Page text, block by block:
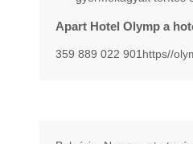
Apart Hotel Olymp a
359 889 022 901https//